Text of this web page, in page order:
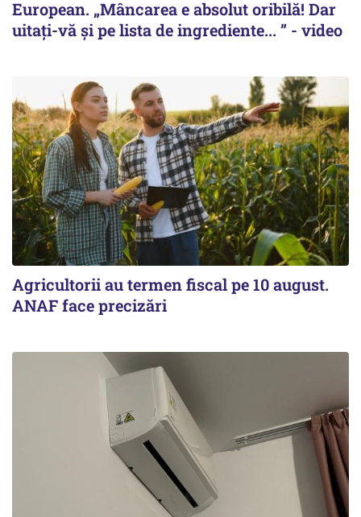
European. „Mâncarea e absolut oribilă! Dar
uitați-vă și pe lista de ingrediente... ” - video
Agricultorii au termen fiscal pe 10 august.
ANAF face precizări